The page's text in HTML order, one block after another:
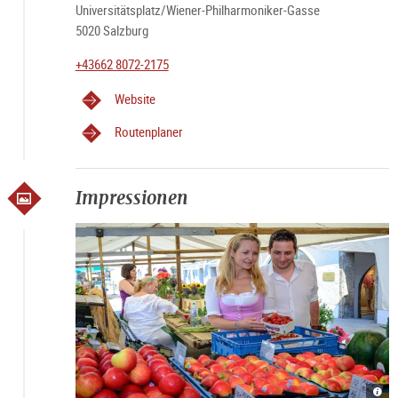
Universitätsplatz/Wiener-Philharmoniker-Gasse
5020 Salzburg
+43662 8072-2175
Website
Routenplaner
Impressionen